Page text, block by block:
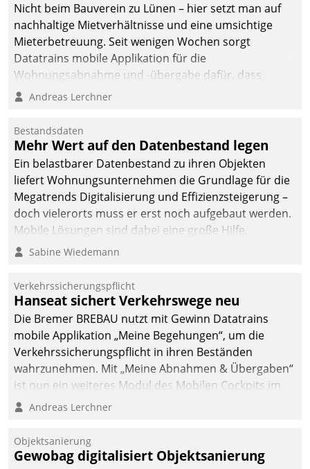
Nicht beim Bauverein zu Lünen – hier setzt man auf
nachhaltige Mietverhältnisse und eine umsichtige
Mieterbetreuung. Seit wenigen Wochen sorgt
Datatrains mobile Applikation für die
Wohnungsabnahme und -übergabe dafür, dass
Mieter wohlgeordnet kommen und, so es sein muss,
Andreas Lerchner
Bestandsdaten
Mehr Wert auf den Datenbestand legen
Ein belastbarer Datenbestand zu ihren Objekten
liefert Wohnungsunternehmen die Grundlage für die
Megatrends Digitalisierung und Effizienzsteigerung –
doch vielerorts muss er erst noch aufgebaut werden.
Mobile Lösungen sind dabei eine große Hilfe.
Sabine Wiedemann
Verkehrssicherungspflicht
Hanseat sichert Verkehrswege neu
Die Bremer BREBAU nutzt mit Gewinn Datatrains
mobile Applikation „Meine Begehungen“, um die
Verkehrssicherungspflicht in ihren Beständen
wahrzunehmen. Mit „Meine Abnahmen & Übergaben“
ist nun ein weiteres Modul des Mobilen Cockpits im
Einsatz.
Andreas Lerchner
Objektsanierung
Gewobag digitalisiert Objektsanierung